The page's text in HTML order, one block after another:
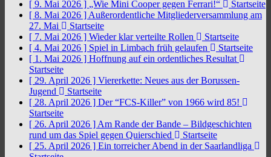
[ 9. Mai 2026 ] „Wie Mini Cooper gegen Ferrari!“
Startseite
[ 8. Mai 2026 ] Außerordentliche Mitgliederversammlung am
27. Mai
Startseite
[ 7. Mai 2026 ] Wieder klar verteilte Rollen
Startseite
[ 4. Mai 2026 ] Spiel in Limbach früh gelaufen
Startseite
[ 1. Mai 2026 ] Hoffnung auf ein ordentliches Resultat
Startseite
[ 29. April 2026 ] Viererkette: Neues aus der Borussen-
Jugend
Startseite
[ 28. April 2026 ] Der “FCS-Killer” von 1966 wird 85!
Startseite
[ 26. April 2026 ] Am Rande der Bande – Bildgeschichten
rund um das Spiel gegen Quierschied
Startseite
[ 25. April 2026 ] Ein torreicher Abend in der Saarlandliga